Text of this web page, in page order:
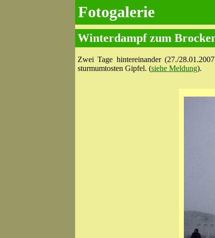
Fotogalerie
Winterdampf zum
Zwei Tage hintereinander (27./
sturmumtosten Gipfel. (siehe Meldung).